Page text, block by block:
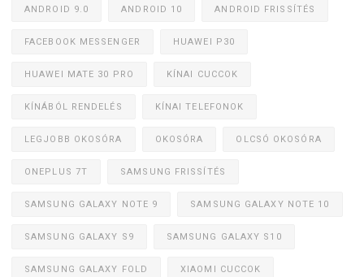
ANDROID 9.0 ANDROID 10 ANDROID FRISSÍTÉS
FACEBOOK MESSENGER HUAWEI P30
HUAWEI MATE 30 PRO KÍNAI CUCCOK
KÍNÁBÓL RENDELÉS KÍNAI TELEFONOK
LEGJOBB OKOSÓRA OKOSÓRA OLCSÓ OKOSÓRA
ONEPLUS 7T SAMSUNG FRISSÍTÉS
SAMSUNG GALAXY NOTE 9 SAMSUNG GALAXY NOTE 10
SAMSUNG GALAXY S9 SAMSUNG GALAXY S10
SAMSUNG GALAXY FOLD XIAOMI CUCCOK